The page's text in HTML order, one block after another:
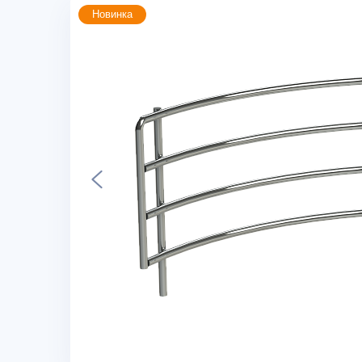
Новинка